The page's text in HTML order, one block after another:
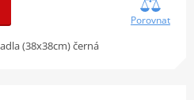
Porovnat
(38x38cm) černá